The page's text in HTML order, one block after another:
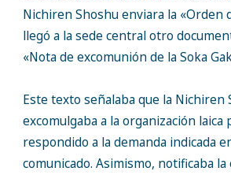
Nichiren Shoshu enviara la «Orden
llegó a la sede central otro
«Nota de excomunión de la Soka
Este texto señalaba que la Nichiren
excomulgaba a la organización laica
respondido a la demanda indicada
comunicado. Asimismo, notificaba